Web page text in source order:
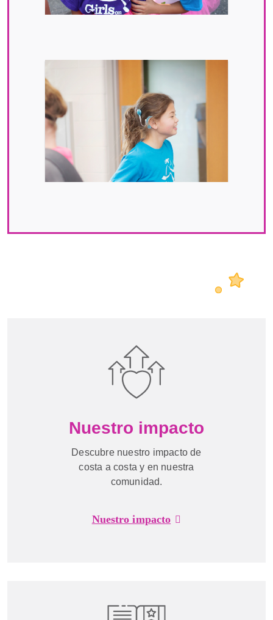
Nuestro impacto
Descubre nuestro impacto de
costa a costa y en nuestra
comunidad.
Nuestro impacto